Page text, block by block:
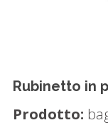
Rubinetto in
Prodotto: